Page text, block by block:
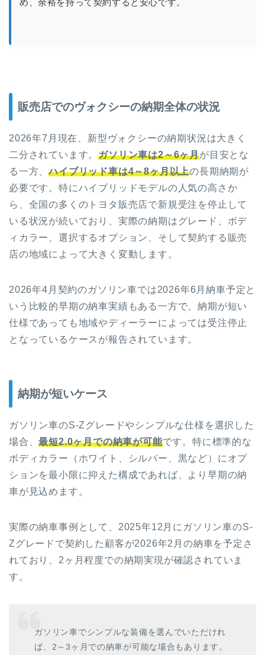
め、余裕を持って契約すると安心です。
販売店でのヴォクシーの納期全体の状況
2026年7月現在、新型ヴォクシーの納期状況は大きく
二分されています。ガソリン車は2～6ヶ月が目安とな
る一方、ハイブリッド車は4～8ヶ月以上の長期納期が
必要です。特にハイブリッドモデルの人気の高さか
ら、全国の多くのトヨタ販売店で新規受注を停止して
いる状況が続いており、実際の納期はグレード、ボデ
ィカラー、選択するオプション、そして契約する販売
店の地域によって大きく変動します。
2026年4月契約のガソリン車では2026年6月納車予定と
いう比較的早期の納車実績もある一方で、納期が短い
仕様であっても地域やディーラーによっては受注停止
となっているケースが報告されています。
納期が短いケース
ガソリン車のS-Zグレードやシンプルな仕様を選択した
場合、最短2.0ヶ月での納車が可能です。特に標準的な
ボディカラー（ホワイト、シルバー、黒など）にオプ
ションを最小限に抑えた構成であれば、より早期の納
車が見込めます。
実際の納車事例として、2025年12月にガソリン車のS-
Zグレードで契約した顧客が2026年2月の納車を予定さ
れており、2ヶ月程度での納期実現が確認されていま
す。
ガソリン車でシンプルな装備を選んでいただけれ
ば、2～3ヶ月での納車が可能な場合もあります。